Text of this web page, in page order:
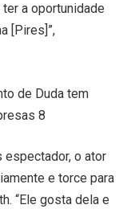
a oportunidade
[Pires]”,
espectador, o ator
e torce para
“Ele gosta dela e